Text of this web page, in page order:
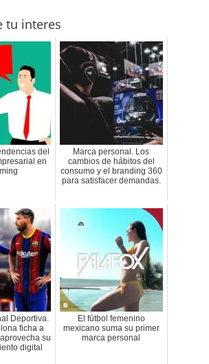
tu interes
del
en
Marca personal. Los
cambios de hábitos del
consumo y el branding 360
para satisfacer demandas.
Deportiva.
ficha a
su
digital
El fútbol femenino
mexicano suma su primer
marca personal